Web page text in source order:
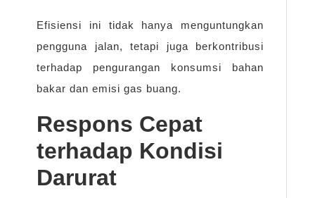
Efisiensi ini tidak hanya menguntungkan
pengguna jalan, tetapi juga berkontribusi
terhadap pengurangan konsumsi bahan
bakar dan emisi gas buang.
Respons Cepat
terhadap Kondisi
Darurat